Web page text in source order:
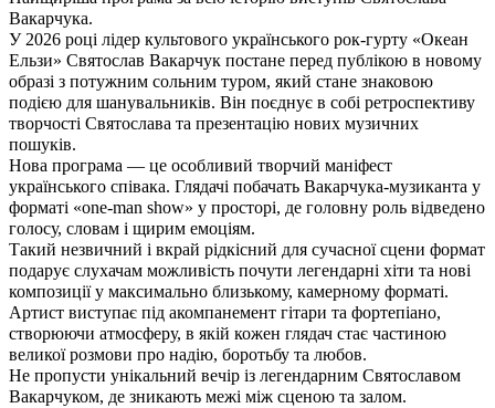
Вакарчука.
У 2026 році лідер культового українського рок-гурту «Океан
Ельзи» Святослав Вакарчук постане перед публікою в новому
образі з потужним сольним туром, який стане знаковою
подією для шанувальників. Він поєднує в собі ретроспективу
творчості Святослава та презентацію нових музичних
пошуків.
Нова програма — це особливий творчий маніфест
українського співака. Глядачі побачать Вакарчука-музиканта у
форматі «one-man show» у просторі, де головну роль відведено
голосу, словам і щирим емоціям.
Такий незвичний і вкрай рідкісний для сучасної сцени формат
подарує слухачам можливість почути легендарні хіти та нові
композиції у максимально близькому, камерному форматі.
Артист виступає під акомпанемент гітари та фортепіано,
створюючи атмосферу, в якій кожен глядач стає частиною
великої розмови про надію, боротьбу та любов.
Не пропусти унікальний вечір із легендарним Святославом
Вакарчуком, де зникають межі між сценою та залом.